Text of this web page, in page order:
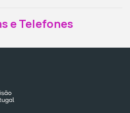
e Telefones